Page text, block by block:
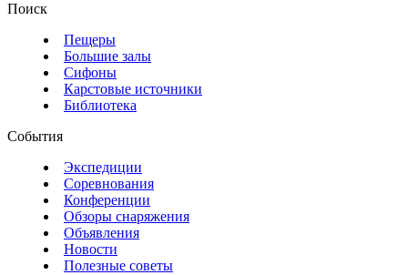
Поиск
Пещеры
Большие залы
Сифоны
Карстовые источники
Библиотека
События
Экспедиции
Соревнования
Конференции
Обзоры снаряжения
Объявления
Новости
Полезные советы